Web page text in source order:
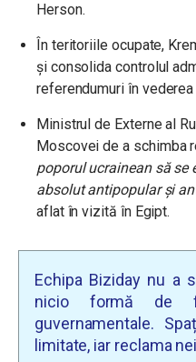
Herson.
În teritoriile ocupate,
și consolida controlul
referendumuri în
Ministrul de Externe al
Moscovei de a schimba
poporul ucrainean să se
absolut antipopular şi
aflat în vizită în Egipt.
Echipa Biziday nu a
nicio formă de
guvernamentale.
limitate, iar reclama